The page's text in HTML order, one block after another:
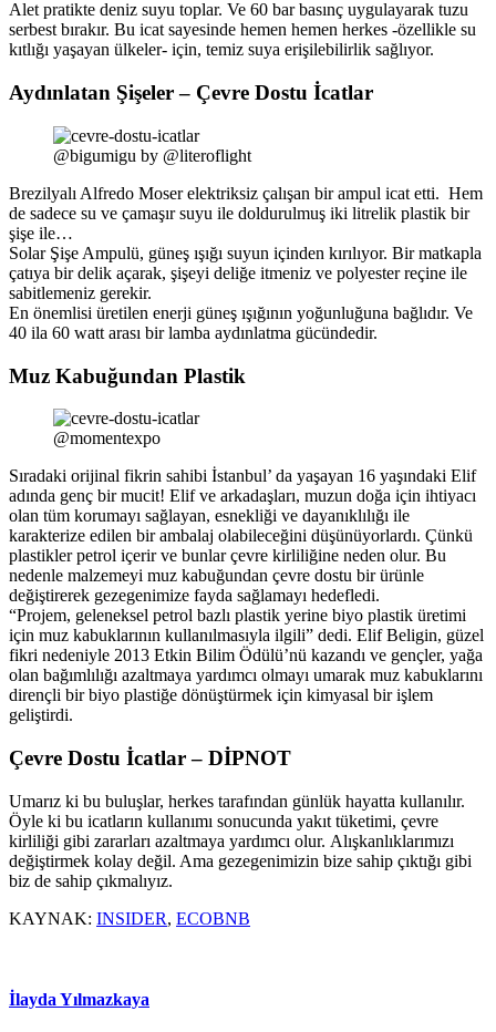
Alet pratikte deniz suyu toplar. Ve 60 bar basınç uygulayarak tuzu
serbest bırakır. Bu icat sayesinde hemen hemen herkes -özellikle su
kıtlığı yaşayan ülkeler- için, temiz suya erişilebilirlik sağlıyor.
Aydınlatan Şişeler – Çevre Dostu İcatlar
@bigumigu by @literoflight
Brezilyalı Alfredo Moser elektriksiz çalışan bir ampul icat etti. Hem
de sadece su ve çamaşır suyu ile doldurulmuş iki litrelik plastik bir
şişe ile…
Solar Şişe Ampulü, güneş ışığı suyun içinden kırılıyor. Bir matkapla
çatıya bir delik açarak, şişeyi deliğe itmeniz ve polyester reçine ile
sabitlemeniz gerekir.
En önemlisi üretilen enerji güneş ışığının yoğunluğuna bağlıdır. Ve
40 ila 60 watt arası bir lamba aydınlatma gücündedir.
Muz Kabuğundan Plastik
@momentexpo
Sıradaki orijinal fikrin sahibi İstanbul’ da yaşayan 16 yaşındaki Elif
adında genç bir mucit! Elif ve arkadaşları, muzun doğa için ihtiyacı
olan tüm korumayı sağlayan, esnekliği ve dayanıklılığı ile
karakterize edilen bir ambalaj olabileceğini düşünüyorlardı. Çünkü
plastikler petrol içerir ve bunlar çevre kirliliğine neden olur. Bu
nedenle malzemeyi muz kabuğundan çevre dostu bir ürünle
değiştirerek gezegenimize fayda sağlamayı hedefledi.
“Projem, geleneksel petrol bazlı plastik yerine biyo plastik üretimi
için muz kabuklarının kullanılmasıyla ilgili” dedi. Elif Beligin, güzel
fikri nedeniyle 2013 Etkin Bilim Ödülü’nü kazandı ve gençler, yağa
olan bağımlılığı azaltmaya yardımcı olmayı umarak muz kabuklarını
dirençli bir biyo plastiğe dönüştürmek için kimyasal bir işlem
geliştirdi.
Çevre Dostu İcatlar – DİPNOT
Umarız ki bu buluşlar, herkes tarafından günlük hayatta kullanılır.
Öyle ki bu icatların kullanımı sonucunda yakıt tüketimi, çevre
kirliliği gibi zararları azaltmaya yardımcı olur. Alışkanlıklarımızı
değiştirmek kolay değil. Ama gezegenimizin bize sahip çıktığı gibi
biz de sahip çıkmalıyız.
KAYNAK: INSIDER, ECOBNB
İlayda Yılmazkaya